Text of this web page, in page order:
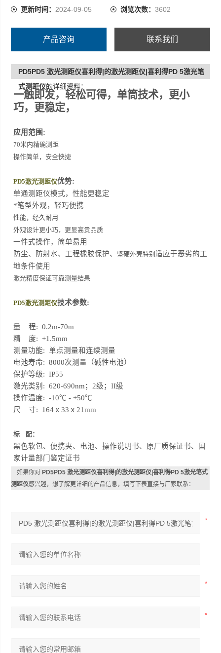
更新时间： 2024-09-05 浏览次数： 3602
产品咨询 联系我们
PD5PD5 激光测距仪喜利得|的激光测距仪|喜利得PD 5激光笔
式测距仪的详细资料：
一触即发，轻松可得，单筒技术，更小
巧，更稳定，
应用范围:
70米内精确测距
操作简单，安全快捷
PD5激光测距仪优势:
单通测距仪模式，性能更稳定
*笔型外观，轻巧便携
性能，经久耐用
外观设计更小巧，更显高贵品质
一件式操作，简单易用
防尘、防射水、工程橡胶保护、 坚硬外壳特别适应于恶劣的工
地条件使用
激光精度保证可靠测量结果
PD5激光测距仪技术参数:
量 程: 0.2m-70m
精 度: +1.5mm
测量功能: 单点测量和连续测量
电池寿命: 8000次测量（碱性电池）
保护等级: IP55
激光类别: 620-690nm；2级；II级
操作温度: -10℃- +50℃
尺 寸: 164ⅹ33ⅹ21mm
标 配：
黑色软包、便携夹、电池、操作说明书、原厂质保证书、国
家计量部门鉴定证书
如果你对 PD5PD5 激光测距仪喜利得|的激光测距仪|喜利得PD 5激光笔式
测距仪感兴趣，想了解更详细的产品信息，填写下表直接与厂家联系：